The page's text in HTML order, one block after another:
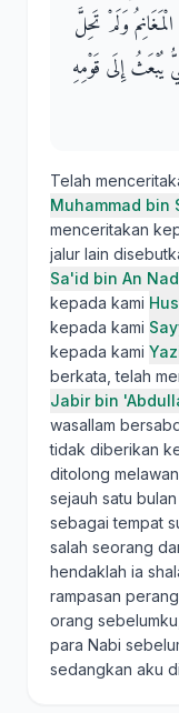
وَلَمْ تَحِلَّ
يُبْعَثُ إِلَى قَوْمِهِ
Telah
Muhammad bin
menceritakan
jalur lain
Sa'id bin An
kepada kami
kepada kami
kepada kami
berkata, telah
Jabir bin
wasallam
tidak diberikan
ditolong
sejauh satu
sebagai tempat
salah seorang
hendaklah ia
rampasan
orang
para Nabi
sedangkan aku